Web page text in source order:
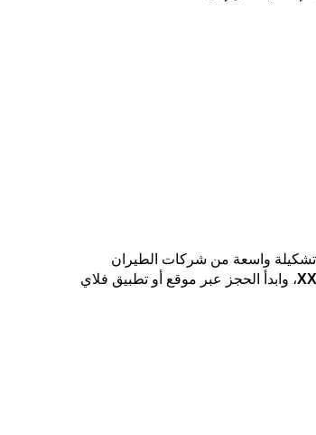
واسعة من شركات الطيران
، وابدأ الحجز عبر موقع أو تطبيق فلاي